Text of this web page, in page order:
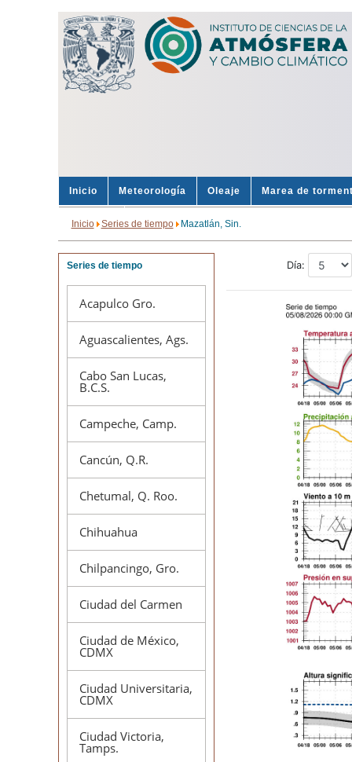
Inicio Meteorología Oleaje Marea de
Sondeos Alertas
Inicio Series de tiempo Mazatlán, Sin.
Series de tiempo
Acapulco Gro.
Aguascalientes, Ags.
Cabo San Lucas,
B.C.S.
Campeche, Camp.
Cancún, Q.R.
Chetumal, Q. Roo.
Chihuahua
Chilpancingo, Gro.
Ciudad del Carmen
Ciudad de México,
CDMX
Ciudad Universitaria,
CDMX
Ciudad Victoria,
Tamps.